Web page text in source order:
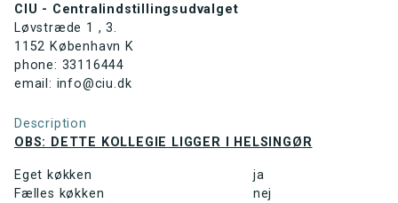
CIU - Centralindstillingsudvalget
Løvstræde 1 , 3.
1152 København K
phone: 33116444
email: info@ciu.dk
Description
OBS: DETTE KOLLEGIE LIGGER I HELSINGØR
Eget køkken
ja
Fælles køkken
nej